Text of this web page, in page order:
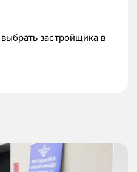
застройщика в